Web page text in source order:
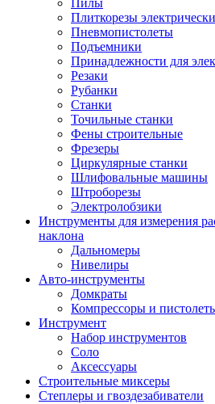
Пилы
Плиткорезы
Пневмопистолеты
Подъемники
Принадлежности для
Резаки
Рубанки
Станки
Точильные станки
Фены строительные
Фрезеры
Циркулярные станки
Шлифовальные машины
Штроборезы
Электролобзики
Инструменты для измерения
наклона
Дальномеры
Нивелиры
Авто-инструменты
Домкраты
Компрессоры и
Инструмент
Набор инструментов
Соло
Аксессуары
Строительные миксеры
Степлеры и гвоздезабиватели